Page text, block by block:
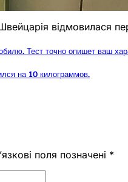
відмовилася
Тест точно опишет ваш
на 10 килограммов.
поля позначені *